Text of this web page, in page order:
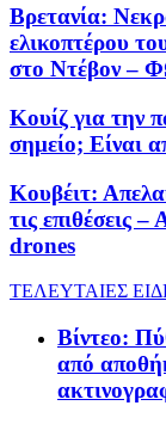
Βρετανία:
ελικοπτέρου
στο Ντέβον –
Κουίζ για την
σημείο; Είναι
Κουβέιτ:
τις επιθέσεις
drones
ΤΕΛΕΥΤΑΙΕΣ
Βίντεο:
από